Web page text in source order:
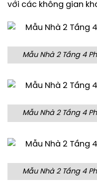
với các không gian
Mẫu Nhà 2 Tầng 4
Mẫu Nhà 2 Tầng 4
Mẫu Nhà 2 Tầng 4